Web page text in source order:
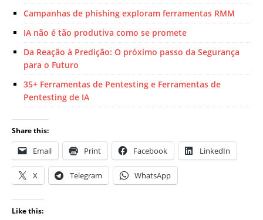
Campanhas de phishing exploram ferramentas RMM
IA não é tão produtiva como se promete
Da Reação à Predição: O próximo passo da Segurança
para o Futuro
35+ Ferramentas de Pentesting e Ferramentas de
Pentesting de IA
Share this:
Email Print Facebook LinkedIn
X Telegram WhatsApp
Like this: